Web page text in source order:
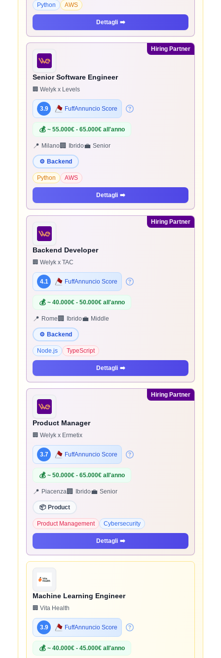
Python AWS
Dettagli ➡️
Hiring Partner
Senior Software Engineer
🏢 Welyk x Levels
3.9 FuffAnnuncio Score
💰 ~ 55.000€ - 65.000€ all'anno
📍 Milano🏢 Ibrido💼 Senior
⚙️ Backend
Python AWS
Dettagli ➡️
Hiring Partner
Backend Developer
🏢 Welyk x TAC
4.1 FuffAnnuncio Score
💰 ~ 40.000€ - 50.000€ all'anno
📍 Rome 🏢 Ibrido💼 Middle
⚙️ Backend
Node.js TypeScript
Dettagli ➡️
Hiring Partner
Product Manager
🏢 Welyk x Ermetix
3.7 FuffAnnuncio Score
💰 ~ 50.000€ - 65.000€ all'anno
📍 Piacenza🏢 Ibrido💼 Senior
📦 Product
Product Management Cybersecurity
Dettagli ➡️
Machine Learning Engineer
🏢 Vita Health
3.9 FuffAnnuncio Score
💰 ~ 40.000€ - 45.000€ all'anno